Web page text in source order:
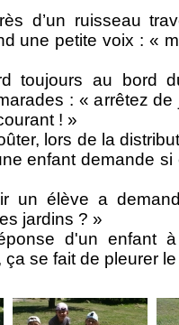
d’un ruisseau
une petite voix : «
toujours au bord
: « arrêtez
! »
lors de la
enfant demande
un élève a
jardins ? »
d'un enfant
ça se fait de pleurer